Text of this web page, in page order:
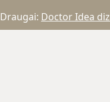
Draugai: Doctor Idea